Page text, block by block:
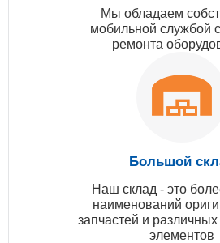
Мы обладаем
мобильной службой
ремонта
Большой
Наш склад - это
наименований
запчастей и
элементов